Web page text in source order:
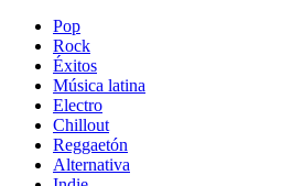
Pop
Rock
Éxitos
Música latina
Electro
Chillout
Reggaetón
Alternativa